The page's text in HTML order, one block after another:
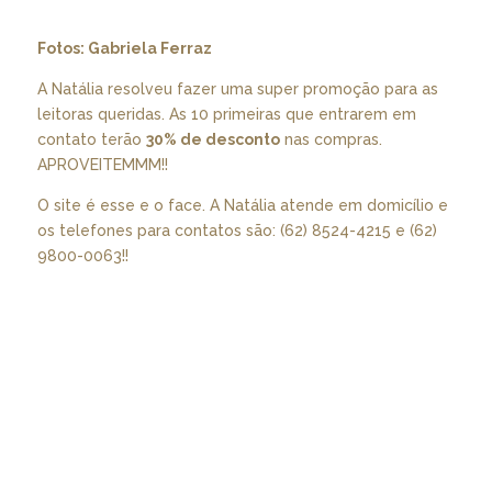
Fotos: Gabriela Ferraz
A Natália resolveu fazer uma super promoção para as
leitoras queridas. As 10 primeiras que entrarem em
contato terão 30% de descontonas compras.
APROVEITEMMM!!
O site é esse e o face. A Natália atende em domicílio e
os telefones para contatos são: (62) 8524-4215 e (62)
9800-0063!!